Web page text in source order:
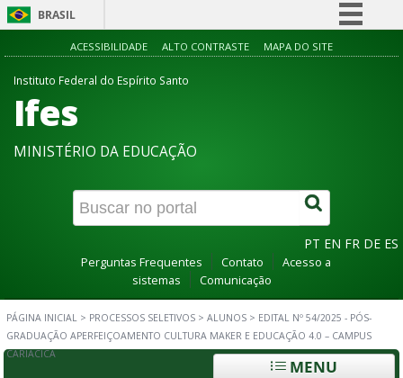
BRASIL
Simplifique!
Canais
ACESSIBILIDADE ALTO CONTRASTE MAPA DO SITE
Instituto Federal do Espírito Santo
Ifes
MINISTÉRIO DA EDUCAÇÃO
PT EN FR DE ES
Perguntas Frequentes Contato
Acesso a
sistemas
Comunicação
PÁGINA INICIAL > PROCESSOS SELETIVOS > ALUNOS > EDITAL Nº 54/2025 - PÓS-
GRADUAÇÃO APERFEIÇOAMENTO CULTURA MAKER E EDUCAÇÃO 4.0 – CAMPUS
CARIACICA
MENU